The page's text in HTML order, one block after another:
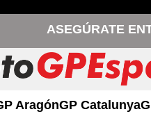
ASEGÚRATE
AragónGP Catalunya